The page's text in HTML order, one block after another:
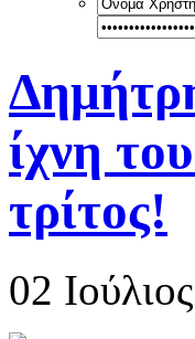
ίχνη
τρίτος!
02